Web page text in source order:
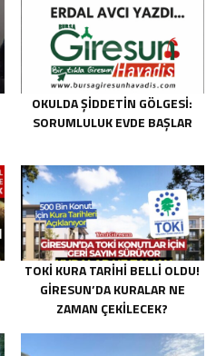
OKULDA ŞIDDETIN GÖLGESI:
SORUMLULUK EVDE BAŞLAR
TOKİ KURA TARIHI BELLI OLDU!
GIRESUN’DA KURALAR NE
ZAMAN ÇEKILECEK?